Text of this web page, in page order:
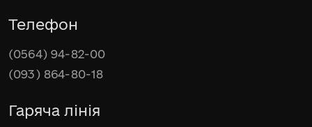
Телефон
(0564) 94-82-00
(093) 864-80-18
Гаряча лінія